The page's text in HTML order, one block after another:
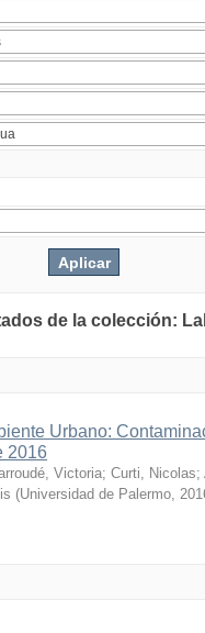
de la colección:
Urbano:
2016
Victoria; Curti, Nicolas;
(Universidad de Palermo,